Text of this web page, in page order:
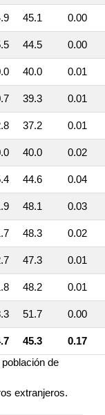
45.1 0.00
44.5 0.00
40.0 0.01
39.3 0.01
37.2 0.01
40.0 0.02
44.6 0.04
48.1 0.03
48.3 0.02
47.3 0.01
48.2 0.01
51.7 0.00
45.3
0.17
de
extranjeros.